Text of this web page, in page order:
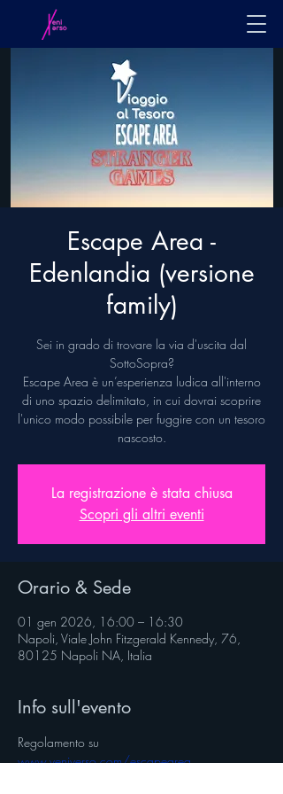
Escape Area -
Edenlandia (versione
family)
Sei in grado di trovare la via d'uscita dal
SottoSopra?
Escape Area è un’esperienza ludica all'interno
di uno spazio delimitato, in cui dovrai scoprire
l'unico modo possibile per fuggire con un tesoro
nascosto.
La registrazione è stata chiusa
Scopri gli altri eventi
Orario & Sede
01 gen 2026, 16:00 – 16:30
Napoli, Viale John Fitzgerald Kennedy, 76,
80125 Napoli NA, Italia
Info sull'evento
Regolamento su
www.veniverso.com/escapearea